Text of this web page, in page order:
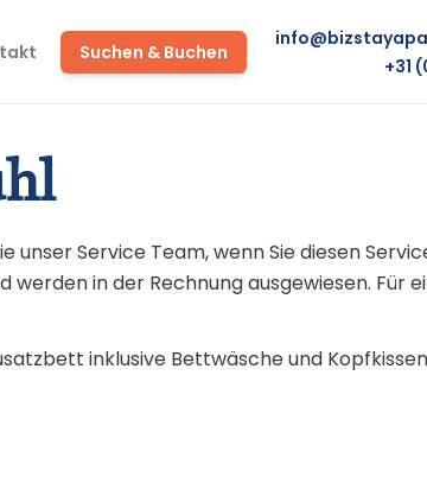
Suchen & Buchen
+31
Service Team, wenn Sie diesen
in der Rechnung ausgewiesen. Für
inklusive Bettwäsche und